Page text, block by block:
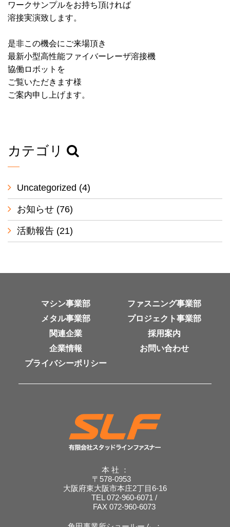
カテゴリ
Uncategorized (4)
お知らせ (76)
活動報告 (21)
ワークサンプルをお持ち頂ければ
溶接実演致します。
是非この機会にご来場頂き
最新小型高性能ファイバーレーザ溶接機
協働ロボットを
ご覧いただきます様
ご案内申し上げます。
マシン事業部
ファスニング事業部
メタル事業部
プロジェクト事業部
関連企業
採用案内
企業情報
お問い合わせ
プライバシーポリシー
本 社 ：
〒578-0953
大阪府東大阪市本庄2丁目6-16
TEL 072-960-6071 /
FAX 072-960-6073